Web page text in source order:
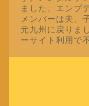
ました。エンプ
メンバーは夫、
元九州に戻りま
ーサイト利用で